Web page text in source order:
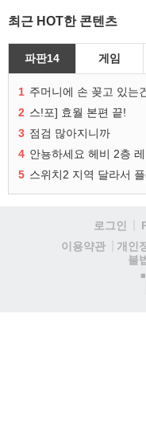
최근 HOT한 콘텐츠
파판14 게임
1 주머니에 손 꽂고 있는
2 스!포] 효월 본편 끝!
3 점검 많아지니까
4 안뇽하세요 헤비 2층
5 스위치2 지역 달라서
로그인
이용약관
개인
불